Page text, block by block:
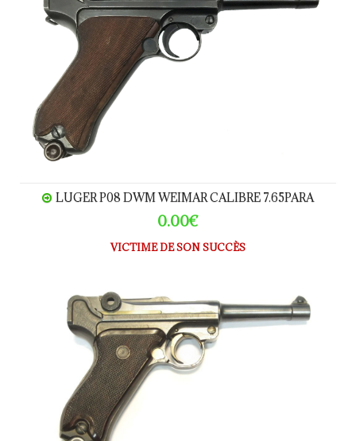
LUGER P08 DWM WEIMAR CALIBRE 7.65PARA
0.00€
VICTIME DE SON SUCCÈS
LUGER P08 VOPO calibre_9Para